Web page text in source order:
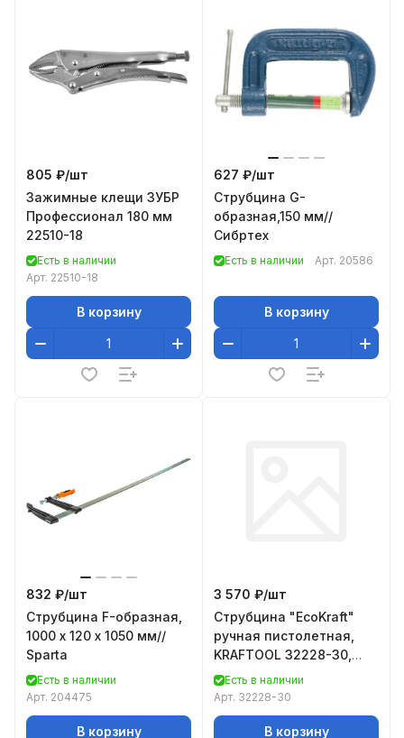
805 ₽/шт
Зажимные клещи ЗУБР
Профессионал 180 мм
22510-18
Есть в наличии
Арт. 22510-18
В корзину
627 ₽/шт
Струбцина G-
образная,150 мм//
Сибртех
Есть в наличии Арт. 20586
В корзину
832 ₽/шт
Струбцина F-образная,
1000 х 120 х 1050 мм//
Sparta
Есть в наличии
Арт. 204475
В корзину
3 570 ₽/шт
Струбцина "EcoKraft"
ручная пистолетная,
KRAFTOOL 32228-30,
металлический корпус,
300/500мм, 200кгс
Есть в наличии
Арт. 32228-30
В корзину